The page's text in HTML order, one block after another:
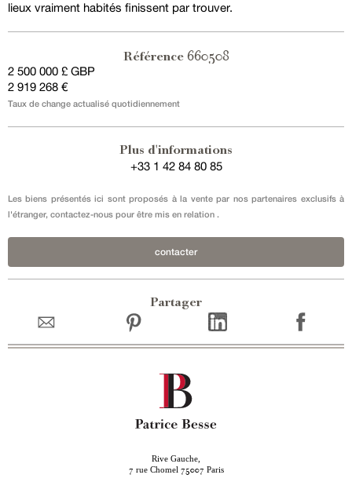
lieux vraiment habités finissent par trouver.
Référence 660508
2 500 000 £ GBP
2 919 268 €
Taux de change actualisé quotidiennement
Plus d'informations
+33 1 42 84 80 85
Les biens présentés ici sont proposés à la vente par nos partenaires exclusifs à
l'étranger, contactez-nous pour être mis en relation .
contacter
Partager
Rive Gauche,
7 rue Chomel 75007 Paris